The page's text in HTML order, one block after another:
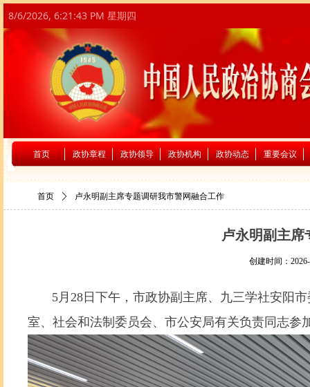
8/6/2026, 6:21:44 PM 星期四
首页 政协章程 政协领导 政协机构 政协动态 重要会议
首页 ꄲ 卢永明副主席专题调研我市警网融合工作
卢永明副主
创建时间：
5月28日下午，市政协副主席、九三学社安阳市
室、社会和法制委员会、市公安局有关负责同志参